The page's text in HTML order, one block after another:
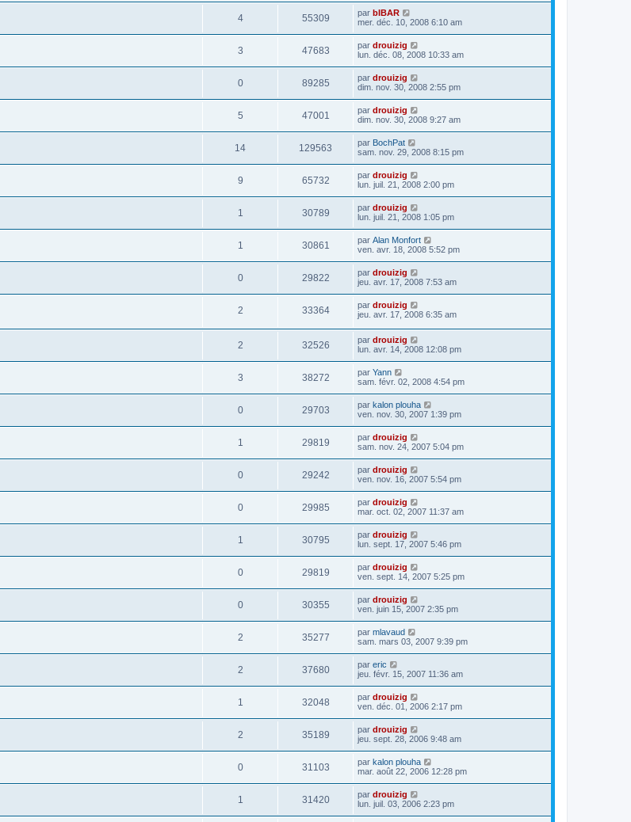
4 55309 par bIBAR
mer. déc. 10, 2008 6:10 am
3 47683 par drouizig
lun. déc. 08, 2008 10:33 am
0 89285 par drouizig
dim. nov. 30, 2008 2:55 pm
5 47001 par drouizig
dim. nov. 30, 2008 9:27 am
14 129563 par BochPat
sam. nov. 29, 2008 8:15 pm
9 65732 par drouizig
lun. juil. 21, 2008 2:00 pm
1 30789 par drouizig
lun. juil. 21, 2008 1:05 pm
1 30861 par Alan Monfort
ven. avr. 18, 2008 5:52 pm
0 29822 par drouizig
jeu. avr. 17, 2008 7:53 am
2 33364 par drouizig
jeu. avr. 17, 2008 6:35 am
2 32526 par drouizig
lun. avr. 14, 2008 12:08 pm
3 38272 par Yann
sam. févr. 02, 2008 4:54 pm
0 29703 par kalon plouha
ven. nov. 30, 2007 1:39 pm
1 29819 par drouizig
sam. nov. 24, 2007 5:04 pm
0 29242 par drouizig
ven. nov. 16, 2007 5:54 pm
0 29985 par drouizig
mar. oct. 02, 2007 11:37 am
1 30795 par drouizig
lun. sept. 17, 2007 5:46 pm
0 29819 par drouizig
ven. sept. 14, 2007 5:25 pm
0 30355 par drouizig
ven. juin 15, 2007 2:35 pm
2 35277 par mlavaud
sam. mars 03, 2007 9:39 pm
2 37680 par eric
jeu. févr. 15, 2007 11:36 am
1 32048 par drouizig
ven. déc. 01, 2006 2:17 pm
2 35189 par drouizig
jeu. sept. 28, 2006 9:48 am
0 31103 par kalon plouha
mar. août 22, 2006 12:28 pm
1 31420 par drouizig
lun. juil. 03, 2006 2:23 pm